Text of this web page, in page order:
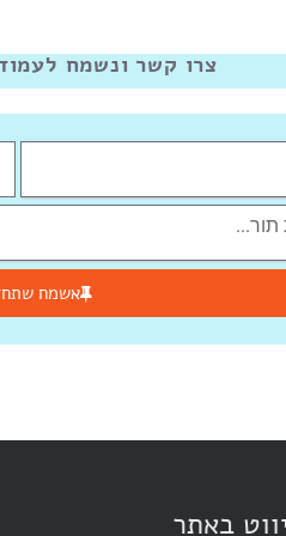
צרו קשר ונשמח
אשמח
באתר